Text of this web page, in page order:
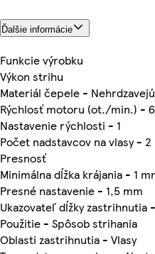
Ďalšie informácie
Funkcie výrobku
Výkon strihu
Materiál čepele -
Rýchlosť motoru (ot./min.) -
Nastavenie rýchlosti - 1
Počet nadstavcov na vlasy - 2
Presnosť
Minimálna dĺžka krájania - 1
Presné nastavenie - 1,5 mm
Ukazovateľ dĺžky zastrihnutia
Použitie - Spôsob strihania
Oblasti zastrihnutia - Vlasy